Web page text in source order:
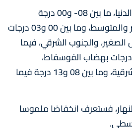
وستتراوح درجات الحرارة الدنيا، ما بين 08- و00 درجة
بمرتفعات الأطلس الكبير والمتوسط، وما بين 00 و03 درجات
والجنوب الشرقي، فيما
ستكون ما بين 03 و 07 درجات بهضاب الفوسفاط،
ووالماس، والمنطقة الشرقية، وما بين 08 و13 درجة فيما
فستعرف انخفاضا ملموسا